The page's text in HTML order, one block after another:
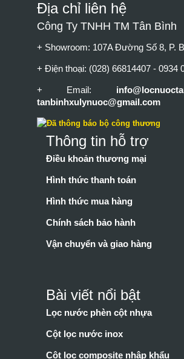
Địa chỉ liên hệ
Công Ty TNHH TM Tân Bình
+ Showroom: 107A Đường Số 8, P.
+ Điện thoại: (028) 66814407 - 0934
+ Email:
tanbinhxulynuoc@gmail.com
Thông tin hỗ trợ
Điều khoản thương mại
Hình thức thanh toán
Hình thức mua hàng
Chính sách bảo hành
Vận chuyển và giao hàng
Bài viết nổi bật
Lọc nước phèn cột nhựa
Cột lọc nước inox
Cột lọc composite nhập khẩu